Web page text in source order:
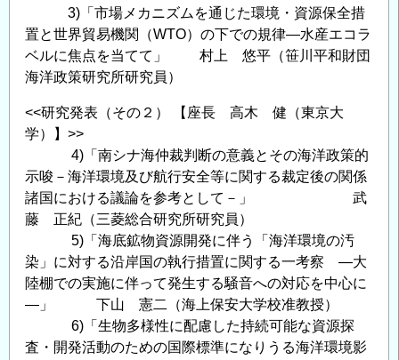
3)「市場メカニズムを通じた環境・資源保全措
置と世界貿易機関（WTO）の下での規律―水産エコラ
ベルに焦点を当てて」 村上 悠平（笹川平和財団
海洋政策研究所研究員）
<<研究発表（その２） 【座長 高木 健（東京大
学）】>>
4)「南シナ海仲裁判断の意義とその海洋政策的
示唆－海洋環境及び航行安全等に関する裁定後の関係
諸国における議論を参考として－」 武
藤 正紀（三菱総合研究所研究員）
5)「海底鉱物資源開発に伴う「海洋環境の汚
染」に対する沿岸国の執行措置に関する一考察 ―大
陸棚での実施に伴って発生する騒音への対応を中心に
―」 下山 憲二（海上保安大学校准教授）
6)「生物多様性に配慮した持続可能な資源探
査・開発活動のための国際標準になりうる海洋環境影